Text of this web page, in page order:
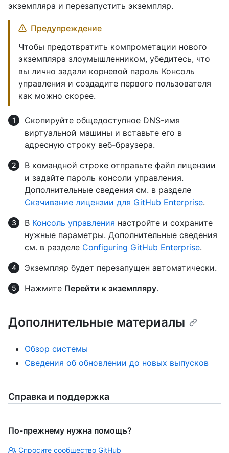
экземпляра и перезапустить экземпляр.
Предупреждение
Чтобы предотвратить компрометации нового
экземпляра злоумышленником, убедитесь, что
вы лично задали корневой пароль Консоль
управления и создадите первого пользователя
как можно скорее.
Скопируйте общедоступное DNS-имя
виртуальной машины и вставьте его в
адресную строку веб-браузера.
В командной строке отправьте файл лицензии
и задайте пароль консоли управления.
Дополнительные сведения см. в разделе
Скачивание лицензии для GitHub Enterprise.
В Консоль управления настройте и сохраните
нужные параметры. Дополнительные сведения
см. в разделе Configuring GitHub Enterprise.
Экземпляр будет перезапущен автоматически.
Нажмите Перейти к экземпляру.
Дополнительные материалы
Обзор системы
Сведения об обновлении до новых выпусков
Справка и поддержка
По-прежнему нужна помощь?
Спросите сообщество GitHub